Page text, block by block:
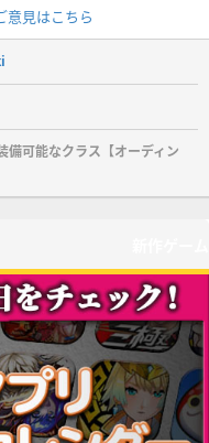
意見はこちら
備可能なクラス【オーディン